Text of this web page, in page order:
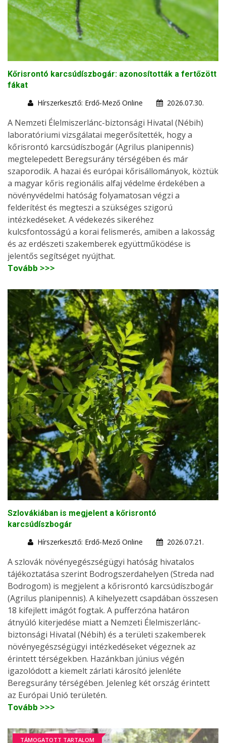
Kőrisrontó karcsúdíszbogár: azonosították a fertőzött
fákat
Hírszerkesztő: Erdő-Mező Online
2026.07.30.
A Nemzeti Élelmiszerlánc-biztonsági Hivatal (Nébih)
laboratóriumi vizsgálatai megerősítették, hogy a
kőrisrontó karcsúdíszbogár (Agrilus planipennis)
megtelepedett Beregsurány térségében és már
szaporodik. A hazai és európai kőrisállományok, köztük
a magyar kőris regionális alfaj védelme érdekében a
növényvédelmi hatóság folyamatosan végzi a
felderítést és megteszi a szükséges szigorú
intézkedéseket. A védekezés sikeréhez
kulcsfontosságú a korai felismerés, amiben a lakosság
és az erdészeti szakemberek együttműködése is
jelentős segítséget nyújthat.
Tovább >>>
Szlovákiában is megjelent a kőrisrontó
karcsúdíszbogár
Hírszerkesztő: Erdő-Mező Online
2026.07.21.
A szlovák növényegészségügyi hatóság hivatalos
tájékoztatása szerint Bodrogszerdahelyen (Streda nad
Bodrogom) is megjelent a kőrisrontó karcsúdíszbogár
(Agrilus planipennis). A kihelyezett csapdában összesen
18 kifejlett imágót fogtak. A pufferzóna határon
átnyúló kiterjedése miatt a Nemzeti Élelmiszerlánc-
biztonsági Hivatal (Nébih) és a területi szakemberek
növényegészségügyi intézkedéseket végeznek az
érintett térségekben. Hazánkban június végén
igazolódott a kiemelt zárlati károsító jelenléte
Beregsurány térségében. Jelenleg két ország érintett
az Európai Unió területén.
Tovább >>>
TÁMOGATOTT TARTALOM